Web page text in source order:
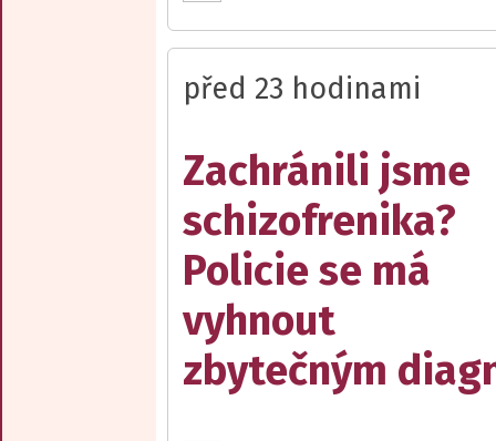
před 23 hodinami
Zachránili jsme
schizofrenika?
Policie se má
vyhnout
zbytečným